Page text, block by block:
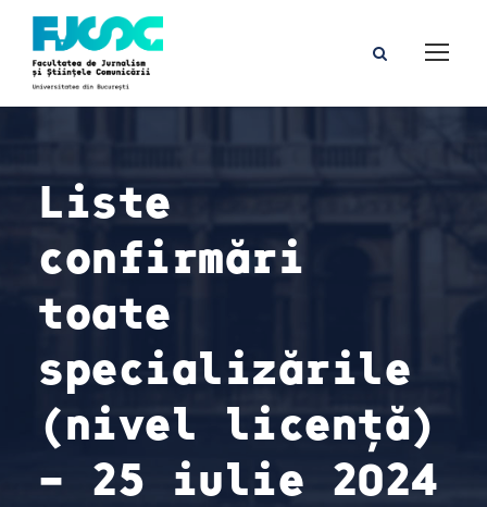
Liste
confirmări
toate
specializările
(nivel licență)
– 25 iulie 2024